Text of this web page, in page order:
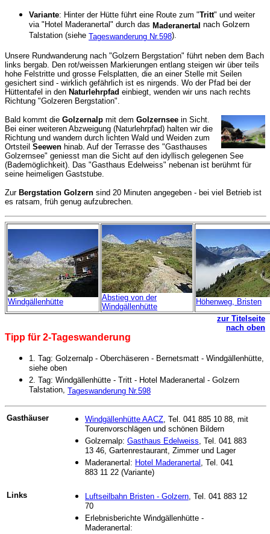
Variante: Hinter der Hütte führt eine Route zum "Tritt" und weiter
via "Hotel Maderanertal" durch das Maderanertal nach Golzern
Talstation (siehe Tageswanderung Nr.598).
Unsere Rundwanderung nach "Golzern Bergstation" führt neben dem Bach
links bergab. Den rot/weissen Markierungen entlang steigen wir über teils
hohe Felstritte und grosse Felsplatten, die an einer Stelle mit Seilen
gesichert sind - wirklich gefährlich ist es nirgends. Wo der Pfad bei der
Hüttentafel in den Naturlehrpfad einbiegt, wenden wir uns nach rechts
Richtung "Golzeren Bergstation".
Bald kommt die Golzernalp mit dem Golzernsee in Sicht.
Bei einer weiteren Abzweigung (Naturlehrpfad) halten wir die
Richtung und wandern durch lichten Wald und Weiden zum
Ortsteil Seewen hinab. Auf der Terrasse des "Gasthauses
Golzernsee" geniesst man die Sicht auf den idyllisch gelegenen See
(Bademöglichkeit). Das "Gasthaus Edelweiss" nebenan ist berühmt für
seine heimeligen Gaststube.
Zur Bergstation Golzern sind 20 Minuten angegeben - bei viel Betrieb ist
es ratsam, früh genug aufzubrechen.
Windgällenhütte
Abstieg von der
Windgällenhütte
Höhenweg, Bristen
zur Titelseite
nach oben
Tipp für 2-Tageswanderung
1. Tag: Golzernalp - Oberchäseren - Bernetsmatt - Windgällenhütte,
siehe oben
2. Tag: Windgällenhütte - Tritt - Hotel Maderanertal - Golzern
Talstation, Tageswanderung Nr.598
Gasthäuser Windgällenhütte AACZ , Tel. 041 885 10 88, mit
Tourenvorschlägen und schönen Bildern
Golzernalp: Gasthaus Edelweiss , Tel. 041 883
13 46, Gartenrestaurant, Zimmer und Lager
Maderanertal: Hotel Maderanertal , Tel. 041
883 11 22 (Variante)
Links Luftseilbahn Bristen - Golzern , Tel. 041 883 12
70
Erlebnisberichte Windgällenhütte -
Maderanertal: